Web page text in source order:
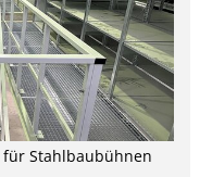
für Stahlbaubühnen